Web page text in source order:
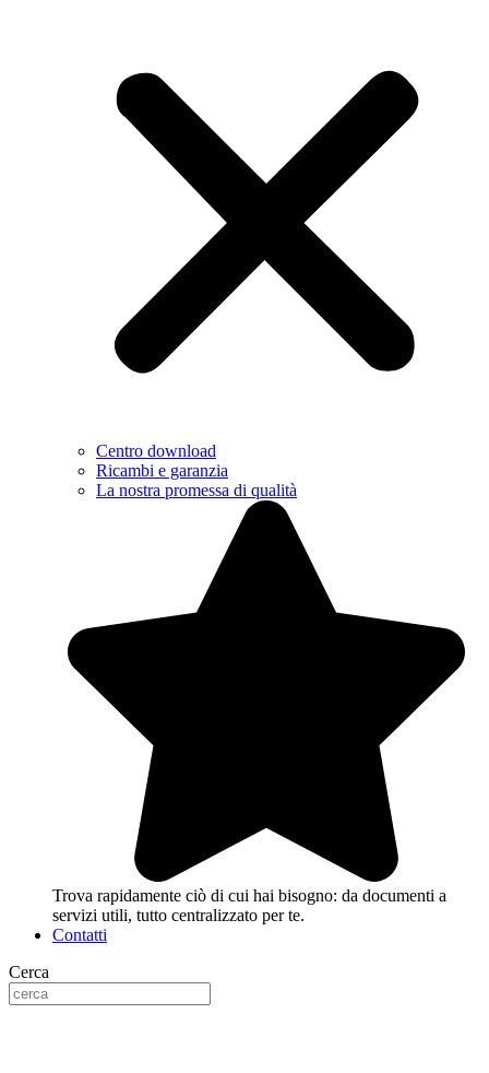
Centro download
Ricambi e garanzia
La nostra promessa di qualità
Trova rapidamente ciò di cui hai bisogno: da documenti a
servizi utili, tutto centralizzato per te.
Contatti
Cerca